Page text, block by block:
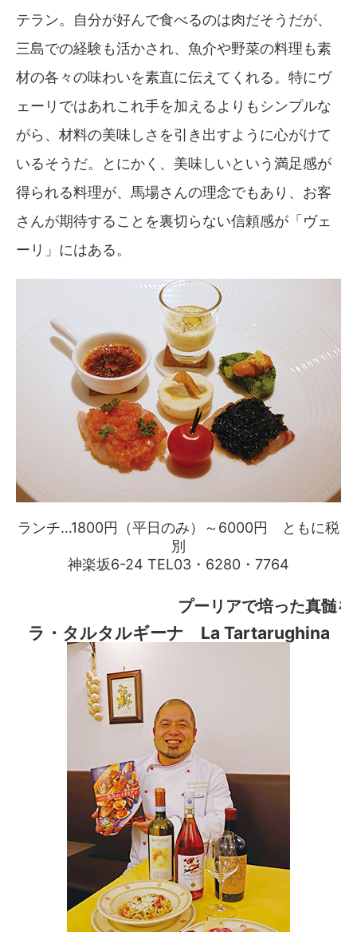
テラン。自分が好んで食べるのは肉だそうだが、
三島での経験も活かされ、魚介や野菜の料理も素
材の各々の味わいを素直に伝えてくれる。特にヴ
ェーリではあれこれ手を加えるよりもシンプルな
がら、材料の美味しさを引き出すように心がけて
いるそうだ。とにかく、美味しいという満足感が
得られる料理が、馬場さんの理念でもあり、お客
さんが期待することを裏切らない信頼感が「ヴェ
ーリ」にはある。
ランチ…1800円（平日のみ）～6000円 ともに税
別
神楽坂6-24 TEL03・6280・7764
プーリアで培った真髄
ラ・タルタルギーナ La Tartarughina